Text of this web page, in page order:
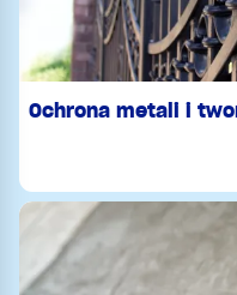
Ochrona metali i